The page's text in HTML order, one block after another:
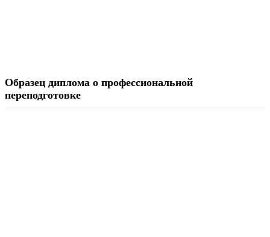
Образец диплома о профессиональной
переподготовке